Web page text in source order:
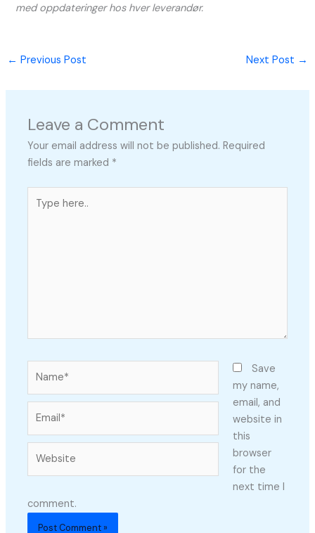
med oppdateringer hos hver leverandør.
← Previous Post Next Post →
Leave a Comment
Your email address will not be published. Required
fields are marked *
here..
Save
my name,
email, and
website in
this
browser
for the
next time I
comment.